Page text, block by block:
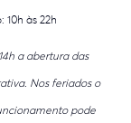
10h às 22h
a abertura das
Nos feriados o
pode